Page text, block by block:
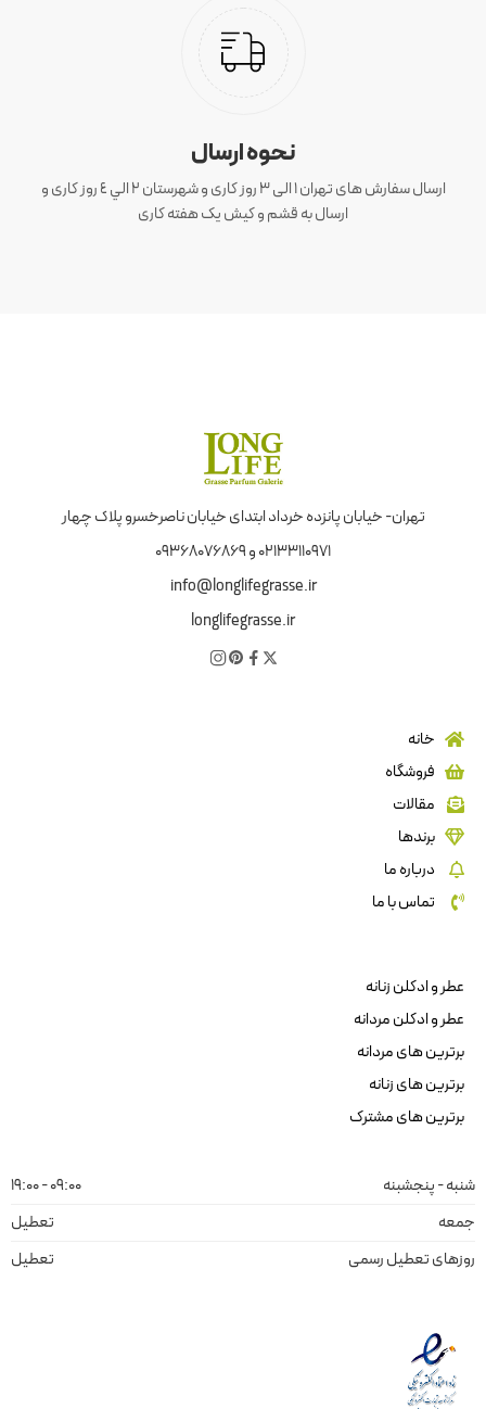
نحوه ارسال
ارسال سفارش های تهران 1 الی 3 روز کاری و شهرستان ٢ الي ٤ روز کاری و
ارسال به قشم و کیش یک هفته کاری
تهران- خیابان پانزده خرداد ابتدای خیابان ناصرخسرو پلاک چهار
02133110971 و 09368076869
info@longlifegrasse.ir
longlifegrasse.ir
خانه
فروشگاه
مقالات
برندها
درباره ما
تماس با ما
عطر و ادکلن زنانه
عطر و ادکلن مردانه
برترین های مردانه
برترین های زنانه
برترین های مشترک
شنبه - پنجشبنه
09:00 - 19:00
جمعه
تعطیل
روزهای تعطیل رسمی
تعطیل